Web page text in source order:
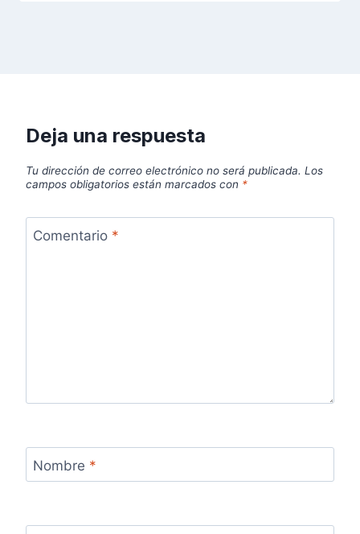
Deja una respuesta
Tu dirección de correo electrónico no será publicada. Los
campos obligatorios están marcados con *
Comentario *
Nombre *